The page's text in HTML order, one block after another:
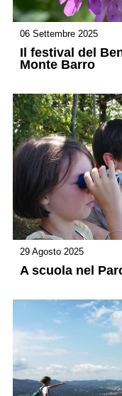
06 Settembre 2025
Il festival del
Monte Barro
29 Agosto 2025
A scuola nel